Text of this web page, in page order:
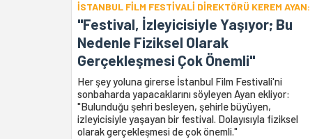
İSTANBUL FİLM FESTİVALİ DİREKTÖRÜ KEREM AYAN:
"Festival, İzleyicisiyle Yaşıyor; Bu
Nedenle Fiziksel Olarak
Gerçekleşmesi Çok Önemli"
Her şey yoluna girerse İstanbul Film Festivali'ni
sonbaharda yapacaklarını söyleyen Ayan ekliyor:
"Bulunduğu şehri besleyen, şehirle büyüyen,
izleyicisiyle yaşayan bir festival. Dolayısıyla fiziksel
olarak gerçekleşmesi de çok önemli."